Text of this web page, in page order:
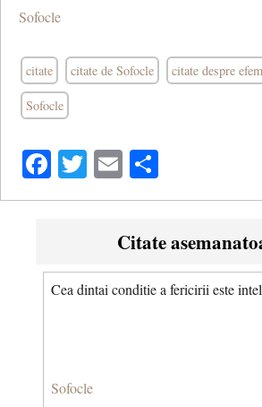
Sofocle
citate citate de Sofocle citate despre
Sofocle
Facebook
Twitter
Email
Citate
Cea dintai conditie a fericirii este
Sofocle